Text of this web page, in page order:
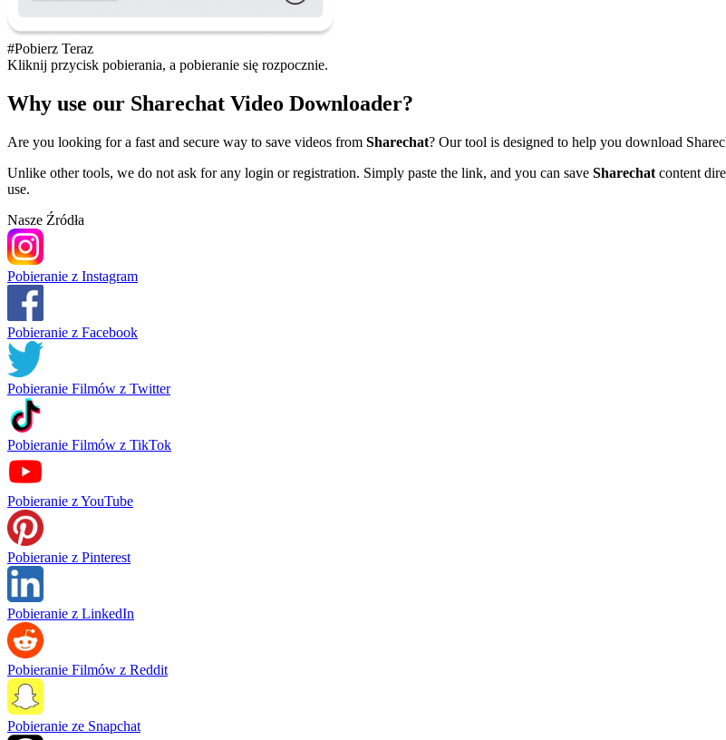
#Pobierz Teraz
Kliknij przycisk pobierania, a pobieranie się rozpocznie.
Why use our Sharechat Video Downloader?
Are you looking for a fast and secure way to save videos from Sharechat? Our tool is designed to help you download
Unlike other tools, we do not ask for any login or registration. Simply paste the link, and you can save Sharechat content
use.
Nasze Źródła
Pobieranie z Instagram
Pobieranie z Facebook
Pobieranie Filmów z Twitter
Pobieranie Filmów z TikTok
Pobieranie z YouTube
Pobieranie z Pinterest
Pobieranie z LinkedIn
Pobieranie Filmów z Reddit
Pobieranie ze Snapchat